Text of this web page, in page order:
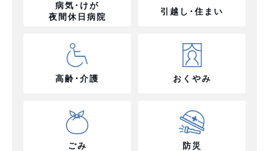
病気･けが
夜間休日病院
引越し･住まい
高齢･介護 おくやみ
ごみ 防災